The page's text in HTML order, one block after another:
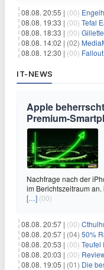
08.08. 20:55 | (00)
08.08. 19:33 | (00) Tefal
08.08. 18:33 | (00) Gillette
08.08. 14:02 | (02)
08.08. 12:30 | (00)
IT-NEWS
Apple
Premium-
Nachfrage nach der
im Berichtszeitraum
[…] (00)
08.08. 20:57 | (00)
08.08. 20:57 | (04) 50%
08.08. 20:53 | (00) Teufel
08.08. 20:03 | (00) Review:
08.08. 19:05 | (01) Die besten